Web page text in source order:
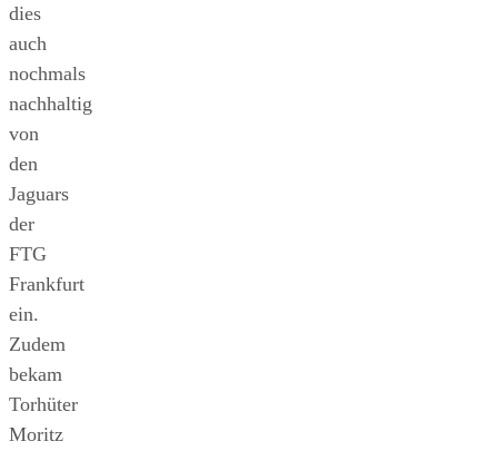
dies
auch
nochmals
nachhaltig
von
den
Jaguars
der
FTG
Frankfurt
ein.
Zudem
bekam
Torhüter
Moritz